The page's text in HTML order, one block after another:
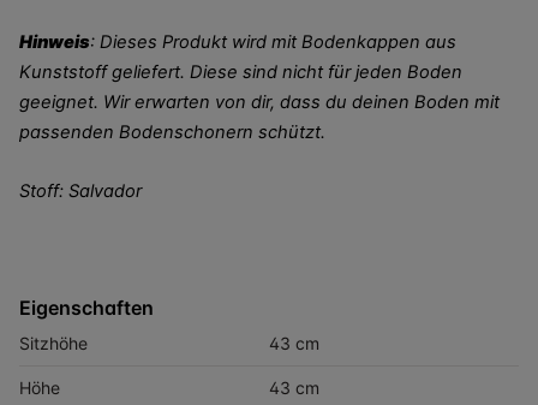
Hinweis: Dieses Produkt wird mit Bodenkappen aus
Kunststoff geliefert. Diese sind nicht für jeden Boden
geeignet. Wir erwarten von dir, dass du deinen Boden mit
passenden Bodenschonern schützt.
Stoff: Salvador
Eigenschaften
Sitzhöhe 43 cm
Höhe 43 cm